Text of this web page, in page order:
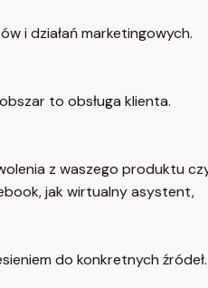
i działań marketingowych.
to obsługa klienta.
z waszego produktu
jak wirtualny asystent,
do konkretnych źródeł.